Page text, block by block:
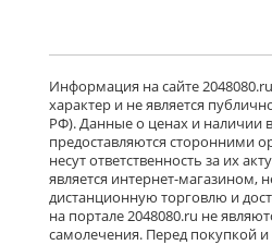
Информация на сайте
характер и не является
РФ). Данные о ценах и наличии
предоставляются сторонними
несут ответственность за их
является интернет-магазином,
дистанционную торговлю и
на портале 2048080.ru не
самолечения. Перед покупкой